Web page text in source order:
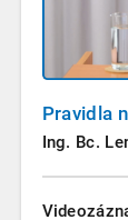
Pravidla
Ing. Bc.